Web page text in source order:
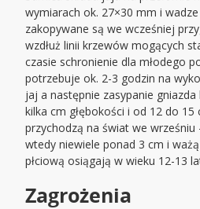
wymiarach ok. 27×30 mm i
zakopywane są we wcześniej
wzdłuż linii krzewów mogących
czasie schronienie dla młodego
potrzebuje ok. 2-3 godzin na
jaj a następnie zasypanie
kilka cm głębokości i od 12 do 15
przychodzą na świat we wrześniu
wtedy niewiele ponad 3 cm i
płciową osiągają w wieku 12-13
Zagrożenia